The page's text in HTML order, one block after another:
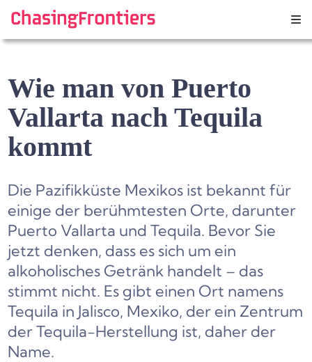
content
Wie man von Puerto
Vallarta nach Tequila
kommt
Die Pazifikküste Mexikos ist bekannt für
einige der berühmtesten Orte, darunter
Puerto Vallarta und Tequila. Bevor Sie
jetzt denken, dass es sich um ein
alkoholisches Getränk handelt – das
stimmt nicht. Es gibt einen Ort namens
Tequila in Jalisco, Mexiko, der ein Zentrum
der Tequila-Herstellung ist, daher der
Name.